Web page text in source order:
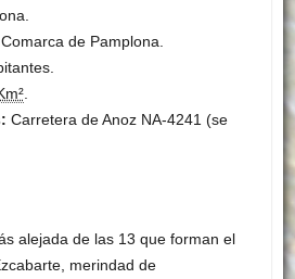
Comarca de Pamplona.
.
Carretera de Anoz NA-4241 (se
alejada de las 13 que forman el
merindad de